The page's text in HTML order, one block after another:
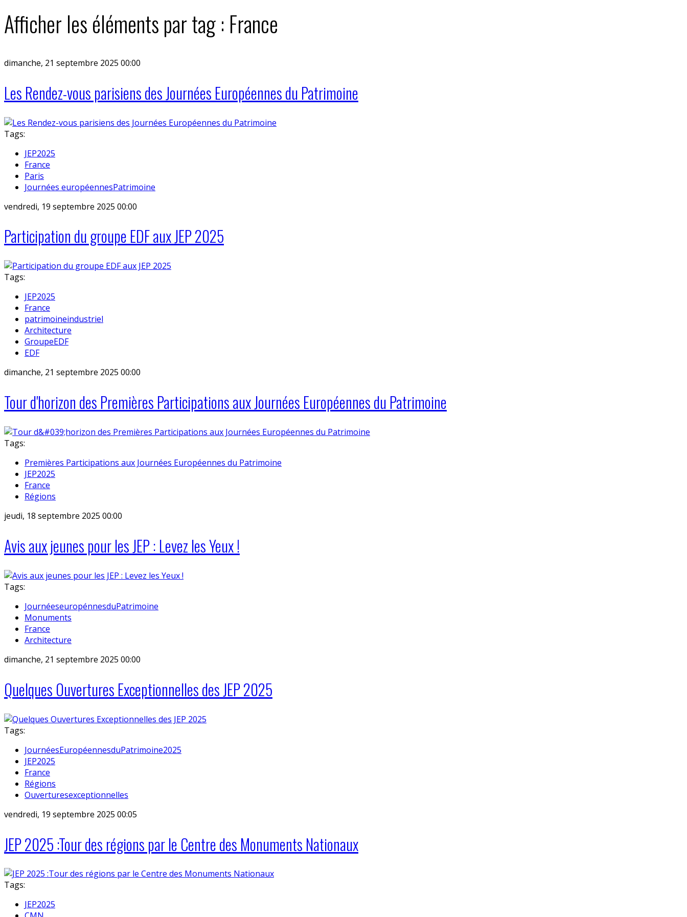
Afficher les éléments par tag : France
dimanche, 21 septembre 2025 00:00
Les Rendez-vous parisiens des Journées Européennes du Patrimoine
Tags:
JEP2025
France
Paris
Journées européennesPatrimoine
vendredi, 19 septembre 2025 00:00
Participation du groupe EDF aux JEP 2025
Tags:
JEP2025
France
patrimoineindustriel
Architecture
GroupeEDF
EDF
dimanche, 21 septembre 2025 00:00
Tour d'horizon des Premières Participations aux Journées Européennes du Patrimoine
Tags:
Premières Participations aux Journées Européennes du Patrimoine
JEP2025
France
Régions
jeudi, 18 septembre 2025 00:00
Avis aux jeunes pour les JEP : Levez les Yeux !
Tags:
JournéeseuropénnesduPatrimoine
Monuments
France
Architecture
dimanche, 21 septembre 2025 00:00
Quelques Ouvertures Exceptionnelles des JEP 2025
Tags:
JournéesEuropéennesduPatrimoine2025
JEP2025
France
Régions
Ouverturesexceptionnelles
vendredi, 19 septembre 2025 00:05
JEP 2025 :Tour des régions par le Centre des Monuments Nationaux
Tags:
JEP2025